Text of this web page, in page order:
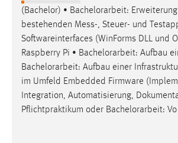
(Bachelor) • Bachelorarbeit:
bestehenden Mess-, Steuer- und
Softwareinterfaces (WinForms DLL und
Raspberry Pi • Bachelorarbeit: Aufbau
Bachelorarbeit: Aufbau einer
im Umfeld Embedded Firmware
Integration, Automatisierung,
Pflichtpraktikum oder Bachelorarbeit: Vo